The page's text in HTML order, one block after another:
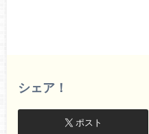
シェア！
ポスト